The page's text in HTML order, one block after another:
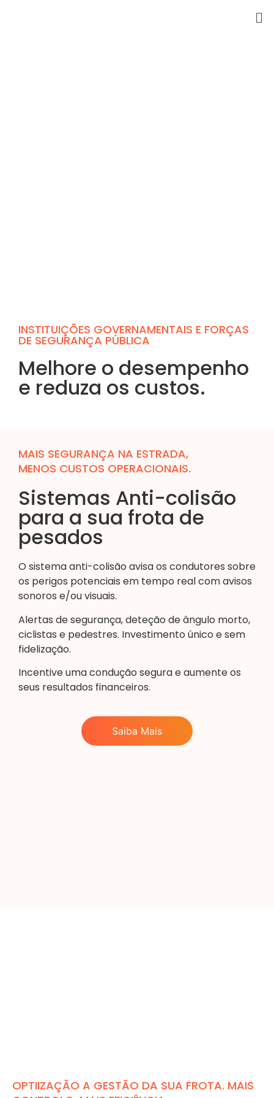
INSTITUIÇÕES GOVERNAMENTAIS E FORÇAS
DE SEGURANÇA PÚBLICA
Melhore o desempenho
e reduza os custos.
MAIS SEGURANÇA NA ESTRADA,
MENOS CUSTOS OPERACIONAIS.
Sistemas Anti-colisão
para a sua frota de
pesados
O sistema anti-colisão avisa os condutores sobre
os perigos potenciais em tempo real com avisos
sonoros e/ou visuais.
Alertas de segurança, deteção de ângulo morto,
ciclistas e pedestres. Investimento único e sem
fidelização.
Incentive uma condução segura e aumente os
seus resultados financeiros.
Saiba Mais
OPTIIZAÇÃO A GESTÃO DA SUA FROTA. MAIS